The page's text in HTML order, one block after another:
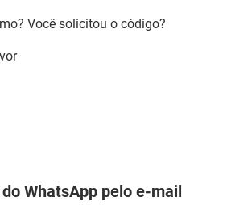
Você solicitou o código?
WhatsApp pelo e-mail